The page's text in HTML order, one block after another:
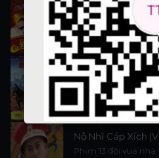
Thần Tài Truyền Kỳ
16.5K lượt xem
Hiệp Sĩ Vượt Thời
Hiệp Sĩ Vượt Thời
16.1K lượt xem
Nỗ Nhĩ Cáp Xích
Phim 13 đời vua nhà